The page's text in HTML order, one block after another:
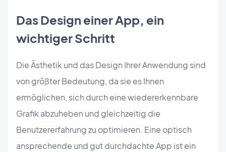
Das Design einer App, ein
wichtiger Schritt
Die Ästhetik und das Design Ihrer Anwendung sind
von größter Bedeutung, da sie es Ihnen
ermöglichen, sich durch eine wiedererkennbare
Grafik abzuheben und gleichzeitig die
Benutzererfahrung zu optimieren. Eine optisch
ansprechende und gut durchdachte App ist ein